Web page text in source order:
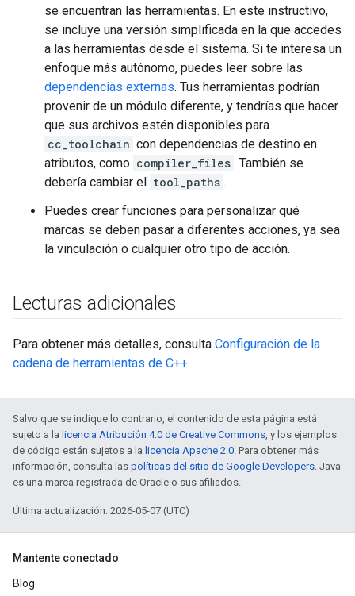
se encuentran las herramientas. En este instructivo,
se incluye una versión simplificada en la que accedes
a las herramientas desde el sistema. Si te interesa un
enfoque más autónomo, puedes leer sobre las
dependencias externas. Tus herramientas podrían
provenir de un módulo diferente, y tendrías que hacer
que sus archivos estén disponibles para
cc_toolchain con dependencias de destino en
atributos, como compiler_files . También se
debería cambiar el tool_paths .
Puedes crear funciones para personalizar qué
marcas se deben pasar a diferentes acciones, ya sea
la vinculación o cualquier otro tipo de acción.
Lecturas adicionales
Para obtener más detalles, consulta Configuración de la
cadena de herramientas de C++.
Salvo que se indique lo contrario, el contenido de esta página está
sujeto a la licencia Atribución 4.0 de Creative Commons, y los ejemplos
de código están sujetos a la licencia Apache 2.0. Para obtener más
información, consulta las políticas del sitio de Google Developers. Java
es una marca registrada de Oracle o sus afiliados.
Última actualización: 2026-05-07 (UTC)
Mantente conectado
Blog